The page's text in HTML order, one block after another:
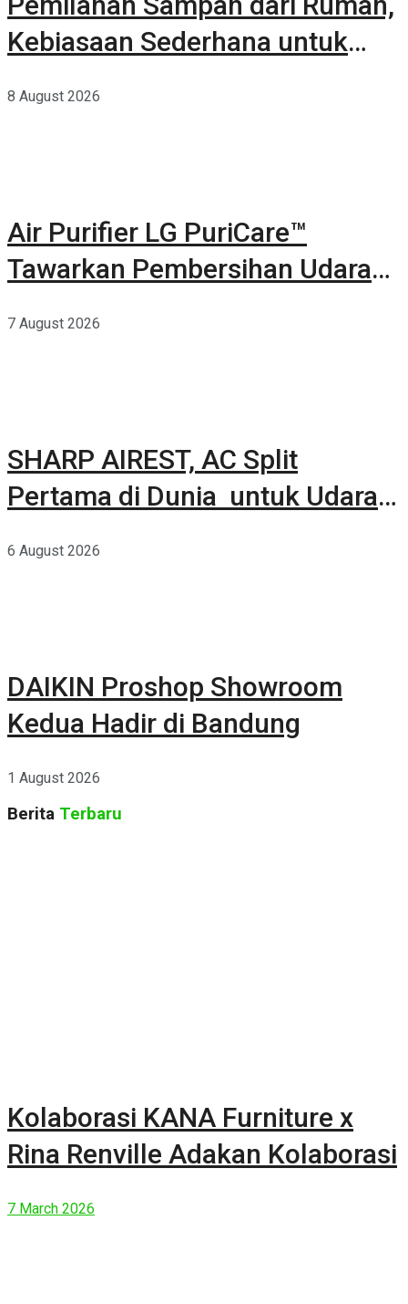
Kebiasaan Sederhana untuk
8 August 2026
Air Purifier LG PuriCare™
Tawarkan Pembersihan Udara
7 August 2026
SHARP AIREST, AC Split
Pertama di Dunia untuk Udara
6 August 2026
DAIKIN Proshop Showroom
Kedua Hadir di Bandung
1 August 2026
Berita Terbaru
Kolaborasi KANA Furniture x
Rina Renville Adakan Kolaborasi
7 March 2026